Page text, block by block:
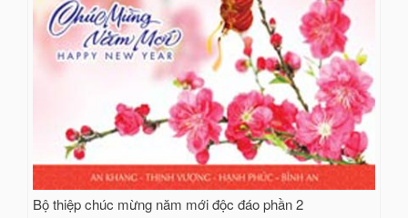
Bộ thiệp chúc mừng năm mới độc đáo phần 2